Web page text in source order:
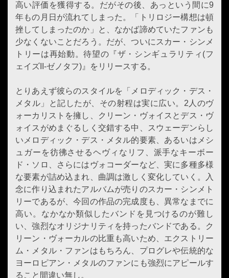
高い評価を獲得する。だがその後、あっという間に9
年もの月日が流れてしまった。「トリロジー構想は頓
挫してしまったのか」と、なかば諦めていたファンも
少なくないことだろう。だが、ついにスカー・シンメ
トリーは再始動。待望の『ザ・シンギュラリティ(フ
ェイズII-ゼノタフ)』をリリースする。
とりあえず彼らのスタイルを「メロディック・デス・
メタル」と記したが、その射程は実に広い。2人のヴ
ォーカリストを擁し、クリーン・ヴォイスとデス・ヴ
ォイスがめまぐるしく交錯する中、スウェーデンらし
いメロディック・デス・メタル的要素、あるいはメシ
ュガーを彷彿させるヘヴィなリフ、派手なキーボー
ド・ソロ、さらにはヴォコーダーなど、実に多種多様
な要素が詰め込まれ、曲調は激しく変化していく。入
念に作り込まれたアルバムが売りのスカー・シンメト
リーであるが、今回の作品の完成度も、異常なまでに
高い。なかなか類似したバンドを見つけるのが難し
い、強烈なオリジナリティを持ったバンドである。ク
リーン・ヴォーカルの比重も高いため、エクストリー
ム・メタル・ファンはもちろん、プログレや伝統的な
ヨーロピアン・メタルのファンにも強烈にアピールす
ること間違い無し。